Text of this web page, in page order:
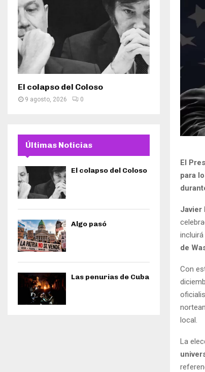
El
para
Javier
de
Con
local.
La
El colapso del Coloso
9 agosto, 2026 0
Últimas Noticias
El colapso del Coloso
Algo pasó
Las penurias de Cuba